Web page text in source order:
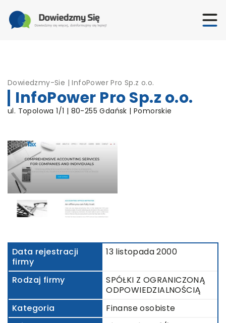
Dowiedzmy-Sie |InfoPower Pro Sp.z o.o.
InfoPower Pro Sp.z o.o.
ul. Topolowa 1/1 | 80-255 Gdańsk | Pomorskie
Data rejestracji
firmy
13 listopada 2000
Rodzaj firmy
SPÓŁKI Z OGRANICZONĄ
ODPOWIEDZIALNOŚCIĄ
Kategoria
Finanse osobiste